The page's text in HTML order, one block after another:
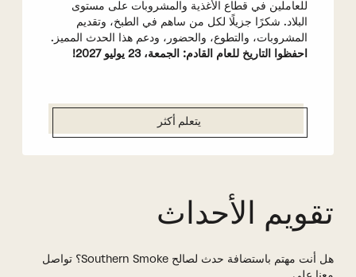
للعاملين في قطاع الأغذية والمشروبات على مستوى
البلاد. شكرًا جزيلًا لكل من ساهم في الطبخ، وتقديم
المشروبات، والتطوع، والحضور، ودعم هذا الحدث المميز.
احفظوا التاريخ للعام القادم: الجمعة، 23 يوليو 2027!
يتعلم أكثر
تقويم الأحداث
هل أنت مهتم باستضافة حدث لصالح Southern Smoke؟ تواصل